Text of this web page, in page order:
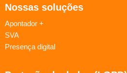
Nossas soluções
Apontador +
SVA
Presença digital